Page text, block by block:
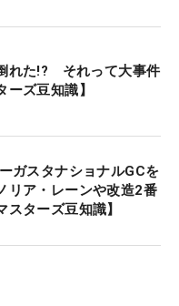
れた!? それって大事件
ーズ豆知識】
ガスタナショナルGCを
ア・レーンや改造2番
ターズ豆知識】